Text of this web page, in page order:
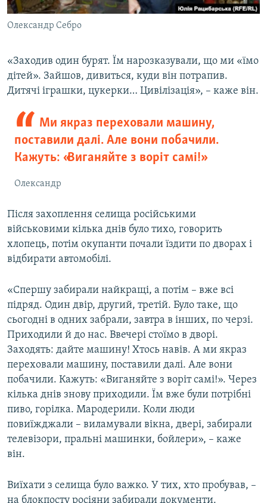
Олександр Себро
«Заходив один бурят. Їм нарозказували, що ми «їмо
дітей». Зайшов, дивиться, куди він потрапив.
Дитячі іграшки, цукерки… Цивілізація», – каже він.
Ми якраз переховали машину,
поставили далі. Але вони побачили.
Кажуть: «Виганяйте з воріт самі!»
Олександр
Після захоплення селища російськими
військовими кілька днів було тихо, говорить
хлопець, потім окупанти почали їздити по дворах і
відбирати автомобілі.
«Спершу забирали найкращі, а потім – вже всі
підряд. Один двір, другий, третій. Було таке, що
сьогодні в одних забрали, завтра в інших, по черзі.
Приходили й до нас. Ввечері стоїмо в дворі.
Заходять: дайте машину! Хтось навів. А ми якраз
переховали машину, поставили далі. Але вони
побачили. Кажуть: «Виганяйте з воріт самі!». Через
кілька днів знову приходили. Їм вже були потрібні
пиво, горілка. Мародерили. Коли люди
повиїжджали – виламували вікна, двері, забирали
телевізори, пральні машинки, бойлери», – каже
він.
Виїхати з селища було важко. У тих, хто пробував, –
на блокпосту росіяни забирали документи.